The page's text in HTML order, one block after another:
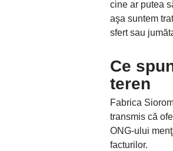
cine ar putea
aşa suntem
sfert sau
Ce
teren
Fabrica
transmis că
ONG-ului
facturilor.